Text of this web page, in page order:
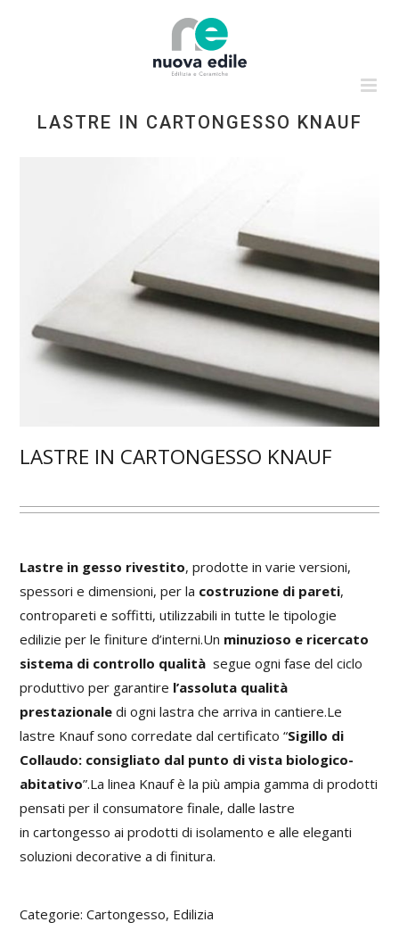
LASTRE IN CARTONGESSO KNAUF
LASTRE IN CARTONGESSO KNAUF
Lastre in gesso rivestito, prodotte in varie versioni,
spessori e dimensioni, per la costruzione di pareti,
contropareti e soffitti, utilizzabili in tutte le tipologie
edilizie per le finiture d’interni.Un minuzioso e ricercato
sistema di controllo qualitàsegue ogni fase del ciclo
produttivo per garantire l’assoluta qualità
prestazionaledi ogni lastra che arriva in cantiere.Le
lastre Knauf sono corredate dal certificato “Sigillo di
Collaudo: consigliato dal punto di vista biologico-
abitativo”.La linea Knauf è la più ampia gamma di prodotti
pensati per il consumatore finale, dalle lastre
in cartongesso ai prodotti di isolamento e alle eleganti
soluzioni decorative a di finitura.
Categorie:Cartongesso, Edilizia